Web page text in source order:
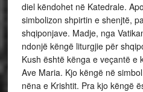
diel këndohet në Katedrale.
simbolizon shpirtin e shenjtë,
shqiponjave. Madje, nga
ndonjë këngë liturgjie për
Kush është kënga e veçantë e
Ave Maria. Kjo këngë në
nëna e Krishtit. Pra kjo këngë